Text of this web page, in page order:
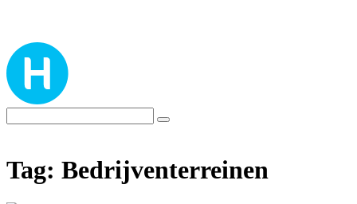
Tag: Bedrijventerreinen